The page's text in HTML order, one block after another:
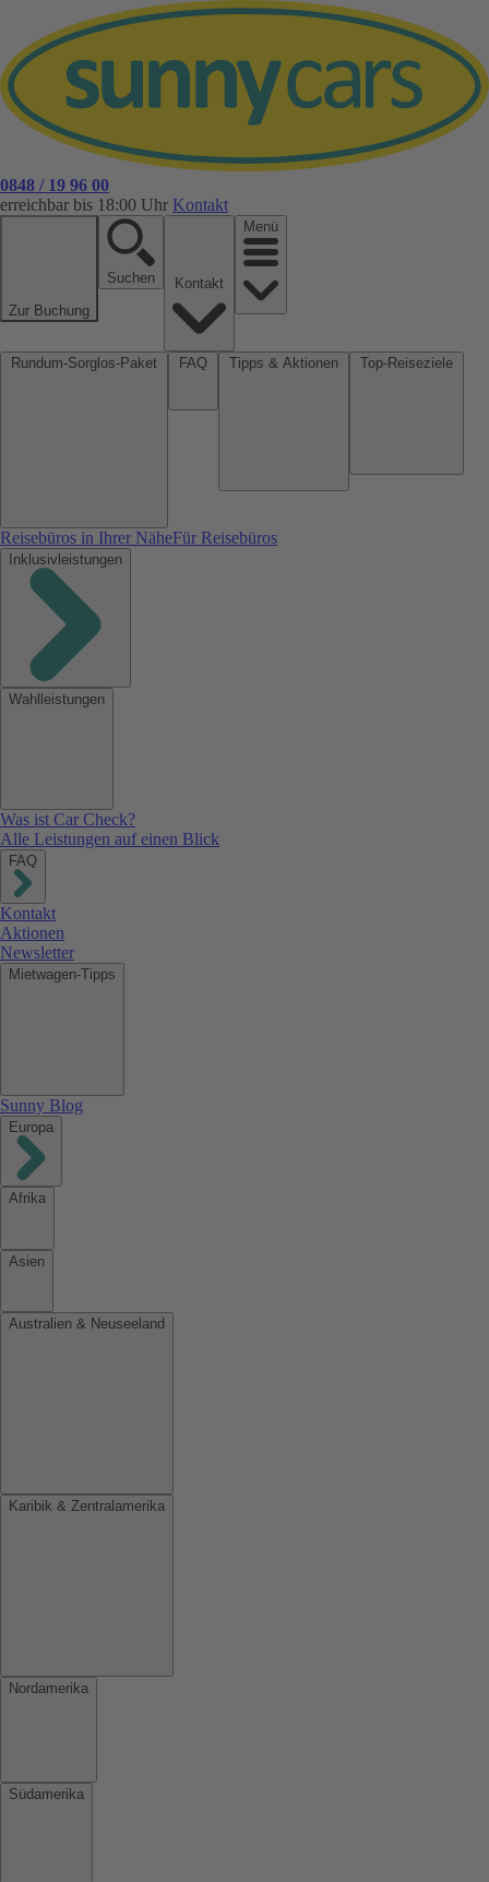
0848 / 19 96 00
erreichbar bis 18:00 Uhr Kontakt
Zur Buchung
Suchen
Menü
Reisebüros in Ihrer NäheFür Reisebüros
Inklusivleistungen
Wahlleistungen
Was ist Car Check?
Alle Leistungen auf einen Blick
FAQ
Kontakt
Aktionen
Newsletter
Mietwagen-Tipps
Sunny Blog
Europa
Afrika
Asien
Australien & Neuseeland
Karibik & Zentralamerika
Nordamerika
Südamerika